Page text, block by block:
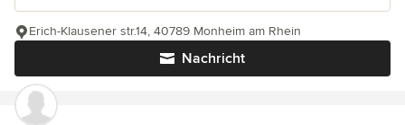
Nachricht
Erich-Klausener str.14, 40789 Monheim am Rhein